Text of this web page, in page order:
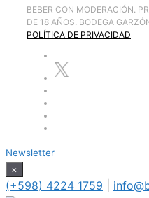
BEBER CON MODERACIÓN.
DE 18 AÑOS. BODEGA
POLÍTICA DE PRIVACIDAD
Newsletter
×
(+598) 4224 1759